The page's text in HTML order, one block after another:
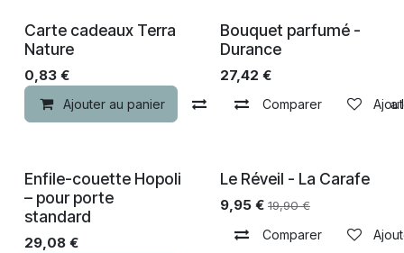
Carte cadeaux Terra
Nature
0,83 €
Ajouter au panier Comparer Ajouter à
Bouquet parfumé -
Durance
27,42 €
Comparer
Enfile-couette Hopoli
– pour porte
standard
29,08 €
-40% de remise
Le Réveil - La Carafe
9,95€ 19,90€
Comparer